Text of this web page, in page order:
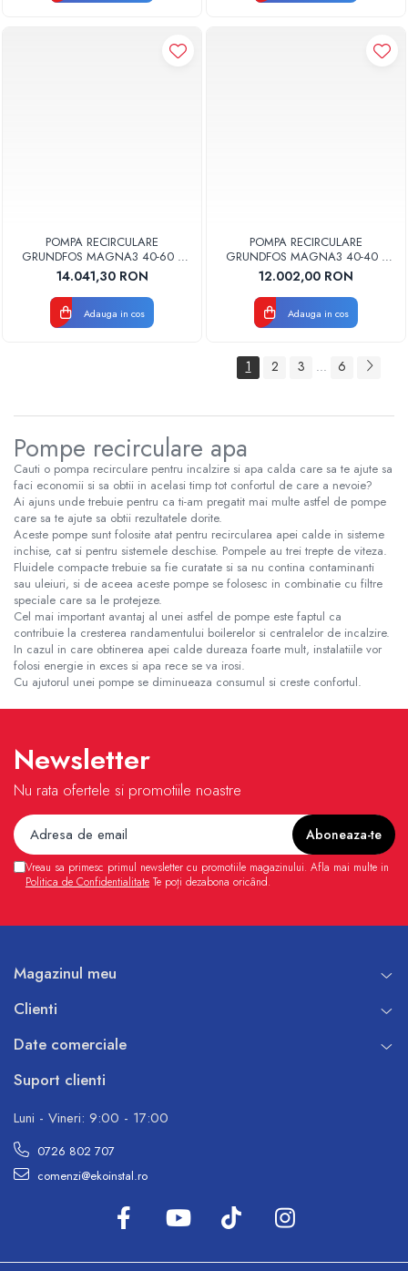
POMPA RECIRCULARE
GRUNDFOS MAGNA3 40-60 F
N 220 CORP INOX 97924348
14.041,30 RON
Adauga in cos
POMPA RECIRCULARE
GRUNDFOS MAGNA3 40-40 F
N 220 CORP INOX 97924347
12.002,00 RON
Adauga in cos
1 2 3 ... 6
Pompe recirculare apa
Cauti o pompa recirculare pentru incalzire si apa calda care sa te ajute sa
faci economii si sa obtii in acelasi timp tot confortul de care a nevoie?
Ai ajuns unde trebuie pentru ca ti-am pregatit mai multe astfel de pompe
care sa te ajute sa obtii rezultatele dorite.
Aceste pompe sunt folosite atat pentru recircularea apei calde in sisteme
inchise, cat si pentru sistemele deschise. Pompele au trei trepte de viteza.
Fluidele compacte trebuie sa fie curatate si sa nu contina contaminanti
sau uleiuri, si de aceea aceste pompe se folosesc in combinatie cu filtre
speciale care sa le protejeze.
Cel mai important avantaj al unei astfel de pompe este faptul ca
contribuie la cresterea randamentului boilerelor si centralelor de incalzire.
In cazul in care obtinerea apei calde dureaza foarte mult, instalatiile vor
folosi energie in exces si apa rece se va irosi.
Cu ajutorul unei pompe se diminueaza consumul si creste confortul.
Newsletter
Nu rata ofertele si promotiile noastre
Vreau sa primesc primul newsletter cu promotiile magazinului. Afla mai multe in
Politica de Confidentialitate Te poți dezabona oricând.
Magazinul meu
Clienti
Date comerciale
Suport clienti
Luni - Vineri: 9:00 - 17:00
0726 802 707
comenzi@ekoinstal.ro